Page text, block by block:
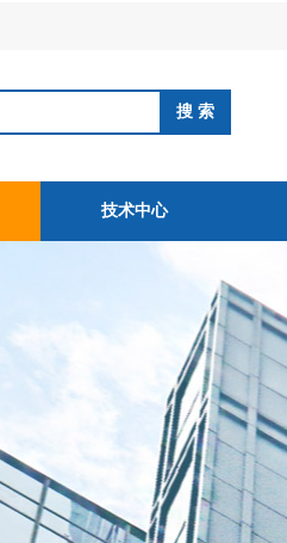
技术中心